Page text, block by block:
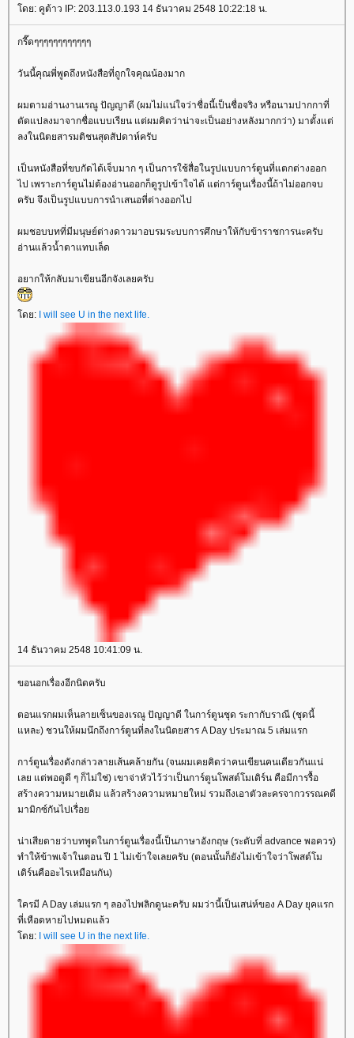
ดย: คูต้าว IP: 203.113.0.193 14 ธันวาคม 2548 10:22:18 น.
กรี๊ดๆๆๆๆๆๆๆๆๆๆๆๆ
วันนี้คุณพี่พูดถึงหนังสือที่ถูกใจคุณน้องมาก
ผมตามอ่านงานเรณู ปัญญาดี (ผมไม่แน่ใจว่าชื่อนี้เป็นชื่อจริง หรือนามปากกาที่
ดัดแปลงมาจากชื่อแบบเรียน แต่ผมคิดว่าน่าจะเป็นอย่างหลังมากกว่า) มาตั้งแต่
ลงในนิตยสารมติชนสุดสัปดาห์ครับ
เป็นหนังสือที่ขบกัดได้เจ็บมาก ๆ เป็นการใช้สื่อในรูปแบบการ์ตูนที่แตกต่างออก
ไป เพราะการ์ตูนไม่ต้องอ่านออกก็ดูรูปเข้าใจได้ แต่การ์ตูนเรื่องนี้ถ้าไม่ออกจบ
ครับ จึงเป็นรูปแบบการนำเสนอที่ต่างออกไป
ผมชอบบทที่มีมนุษย์ต่างดาวมาอบรมระบบการศึกษาให้กับข้าราชการนะครับ
อ่านแล้วน้ำตาแทบเล็ด
อยากให้กลับมาเขียนอีกจังเลยครับ
ดย: I will see U in the next life.
14 ธันวาคม 2548 10:41:09 น.
ขอนอกเรื่องอีกนิดครับ
ตอนแรกผมเห็นลายเซ็นของเรณู ปัญญาดี ในการ์ตูนชุด ระกากับราณี (ชุดนี้
หละ) ชวนให้ผมนึกถึงการ์ตูนที่ลงในนิตยสาร A Day ประมาณ 5 เล่มแรก
การ์ตูนเรื่องดังกล่าวลายเส้นคล้ายกัน (จนผมเคยคิดว่าคนเขียนคนเดียวกันแน่
เลย แต่พอดูดี ๆ ก็ไม่ใช่) เขาจ่าหัวไว้ว่าเป็นการ์ตูนโพสต์โมเดิร์น คือมีการรื้อ
สร้างความหมายเดิม แล้วสร้างความหมายใหม่ รวมถึงเอาตัวละครจากวรรณคดี
มามิกซ์กันไปเรื่อ
น่าเสียดายว่าบทพูดในการ์ตูนเรื่องนี้เป็นภาษาอังกฤษ (ระดับที่ advance พอควร)
ทำให้ข้าพเจ้าในตอน ปี 1 ไม่เข้าใจเลยครับ (ตอนนั้นก็ยังไม่เข้าใจว่าโพสต์โม
เดิร์นคืออะไรเหมือนกัน)
ครมี A Day เล่มแรก ๆ ลองไปพลิกดูนะครับ ผมว่านี้เป็นเสน่ห์ของ A Day ยุคแรก
ที่เหือดหายไปหมดแล้ว
ดย:
I will see U in the next life.